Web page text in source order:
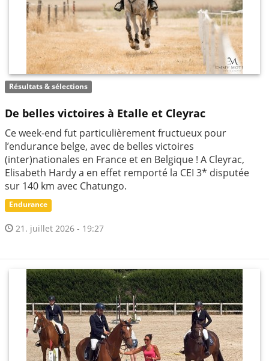
Résultats & sélections
De belles victoires à Etalle et Cleyrac
Ce week-end fut particulièrement fructueux pour
l’endurance belge, avec de belles victoires
(inter)nationales en France et en Belgique ! A Cleyrac,
Elisabeth Hardy a en effet remporté la CEI 3* disputée
sur 140 km avec Chatungo.
Endurance
21. juillet 2026 - 19:27